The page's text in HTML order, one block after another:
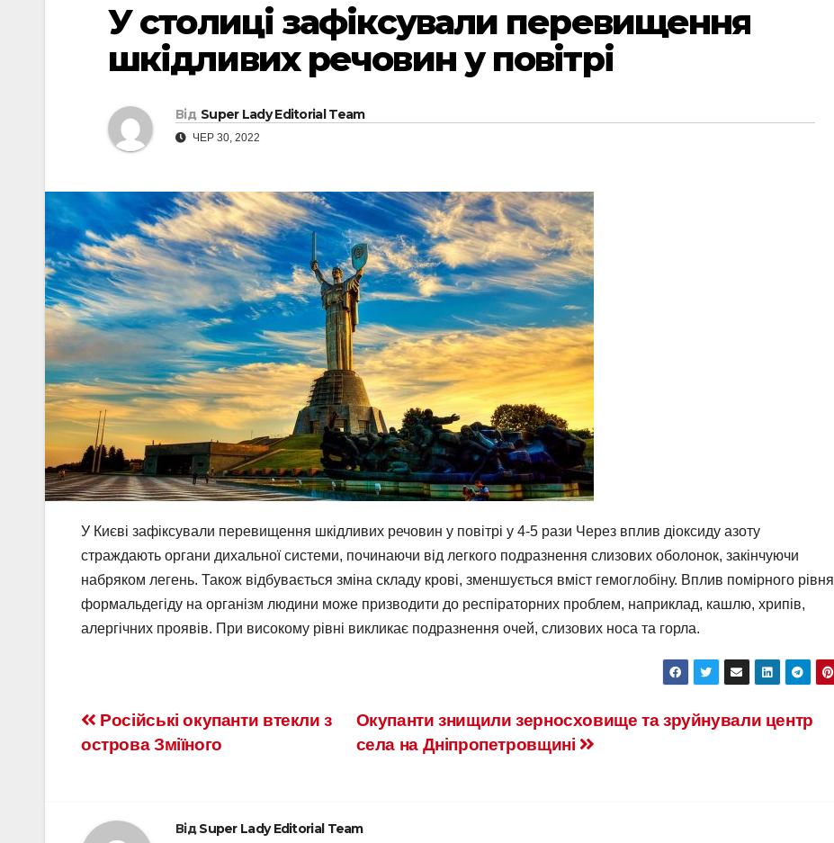
У столиці зафіксували перевищення
шкідливих речовин у повітрі
Від Super Lady Editorial Team
ЧЕР 30, 2022
У Києві зафіксували перевищення шкідливих речовин у повітрі у 4-5 рази Через вплив діоксиду азоту
страждають органи дихальної системи, починаючи від легкого подразнення слизових оболонок, закінчуючи
набряком легень. Також відбувається зміна складу крові, зменшується вміст гемоглобіну. Вплив помірного рівня
формальдегіду на організм людини може призводити до респіраторних проблем, наприклад, кашлю, хрипів,
алергічних проявів. При високому рівні викликає подразнення очей, слизових носа та горла.
Окупанти знищили зерносховище та зруйнували центр
села на Дніпропетровщині
Російські окупанти втекли з
острова Зміїного
ВідSuper Lady Editorial Team